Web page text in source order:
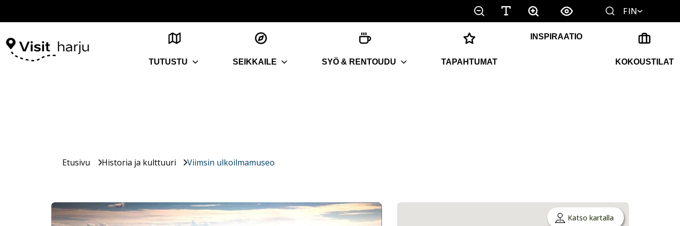
FIN
TUTUSTU SEIKKAILE SYÖ & RENTOUDU TAPAHTUMAT
INSPIRAATIO
KOKOUSTILAT
Etusivu Historia ja kulttuuri Viimsin ulkoilmamuseo
Katso kartalla